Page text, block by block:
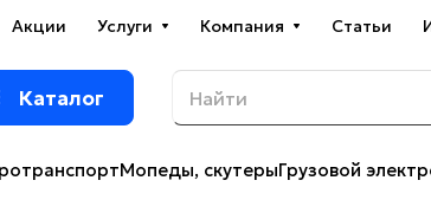
Акции Услуги Компания Статьи
Каталог
Мопеды, скутерыГрузовой